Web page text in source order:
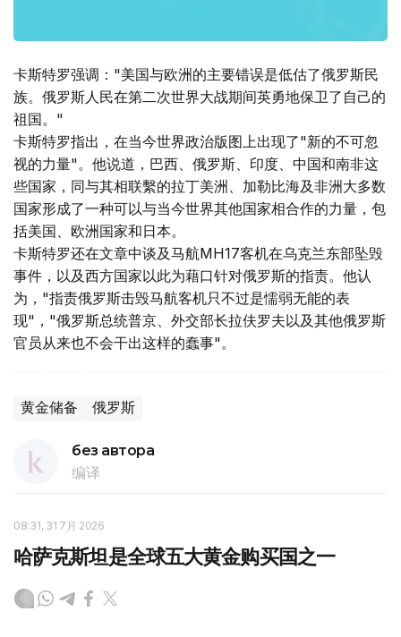
卡斯特罗强调："美国与欧洲的主要错误是低估了俄罗斯民
族。俄罗斯人民在第二次世界大战期间英勇地保卫了自己的
祖国。"
卡斯特罗指出，在当今世界政治版图上出现了"新的不可忽
视的力量"。他说道，巴西、俄罗斯、印度、中国和南非这
些国家，同与其相联繫的拉丁美洲、加勒比海及非洲大多数
国家形成了一种可以与当今世界其他国家相合作的力量，包
括美国、欧洲国家和日本。
卡斯特罗还在文章中谈及马航MH17客机在乌克兰东部坠毁
事件，以及西方国家以此为藉口针对俄罗斯的指责。他认
为，"指责俄罗斯击毁马航客机只不过是懦弱无能的表
现"，"俄罗斯总统普京、外交部长拉伕罗夫以及其他俄罗斯
官员从来也不会干出这样的蠢事"。
黄金储备 俄罗斯
без автора
编译
08:31, 31 7月 2026
哈萨克斯坦是全球五大黄金购买国之一